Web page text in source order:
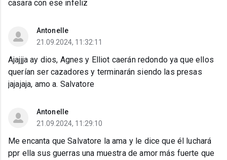
casara con ese infeliz
Antonelle
21.09.2024, 11:32:11
Ajajjja ay dios, Agnes y Elliot caerán redondo ya que ellos
querían ser cazadores y terminarán siendo las presas
jajajaja, amo a. Salvatore
Antonelle
21.09.2024, 11:29:10
Me encanta que Salvatore la ama y le dice que él luchará
ppr ella sus guerras una muestra de amor más fuerte que